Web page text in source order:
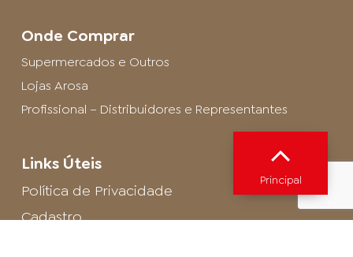
Onde Comprar
Supermercados e Outros
Lojas Arosa
Profissional – Distribuidores e Representantes
Links Úteis
Política de Privacidade
Cadastro
Principal